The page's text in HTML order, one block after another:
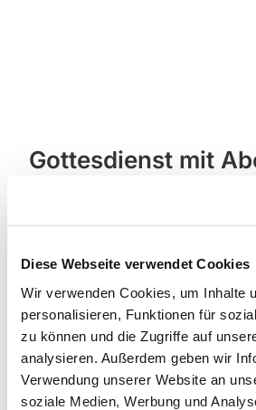
Diese Webseite verwendet Cookies
Wir verwenden Cookies, um Inhalte
personalisieren, Funktionen für
zu können und die Zugriffe auf
analysieren. Außerdem geben wir
Verwendung unserer Website an
soziale Medien, Werbung und
Gottesdienst mit